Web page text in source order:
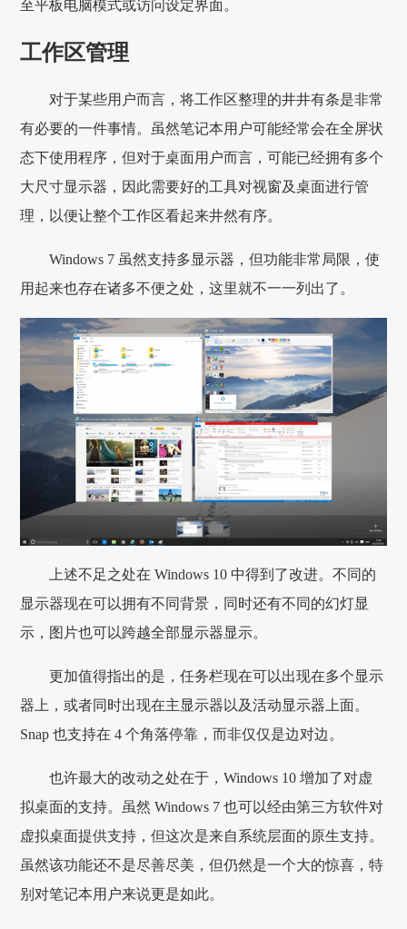
至平板电脑模式或访问设定界面。
工作区管理
对于某些用户而言，将工作区整理的井井有条是非常
有必要的一件事情。虽然笔记本用户可能经常会在全屏状
态下使用程序，但对于桌面用户而言，可能已经拥有多个
大尺寸显示器，因此需要好的工具对视窗及桌面进行管
理，以便让整个工作区看起来井然有序。
Windows 7 虽然支持多显示器，但功能非常局限，使
用起来也存在诸多不便之处，这里就不一一列出了。
上述不足之处在 Windows 10 中得到了改进。不同的
显示器现在可以拥有不同背景，同时还有不同的幻灯显
示，图片也可以跨越全部显示器显示。
更加值得指出的是，任务栏现在可以出现在多个显示
器上，或者同时出现在主显示器以及活动显示器上面。
Snap 也支持在 4 个角落停靠，而非仅仅是边对边。
也许最大的改动之处在于，Windows 10 增加了对虚
拟桌面的支持。虽然 Windows 7 也可以经由第三方软件对
虚拟桌面提供支持，但这次是来自系统层面的原生支持。
虽然该功能还不是尽善尽美，但仍然是一个大的惊喜，特
别对笔记本用户来说更是如此。